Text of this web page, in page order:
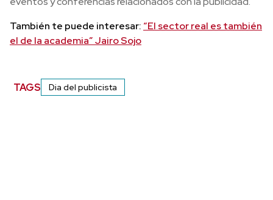
También te puede interesar: “El sector real es también
el de la academia” Jairo Sojo
TAGS Dia del publicista